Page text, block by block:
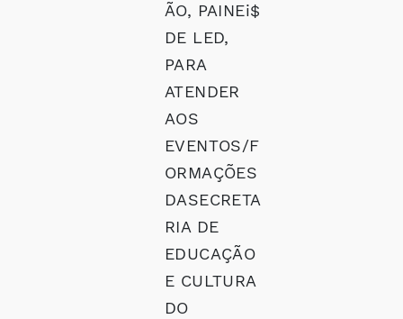
ÃO, PAINEi$
DE LED,
PARA
ATENDER
AOS
EVENTOS/F
ORMAÇÕES
DASECRETA
RIA DE
EDUCAÇÃO
E CULTURA
DO